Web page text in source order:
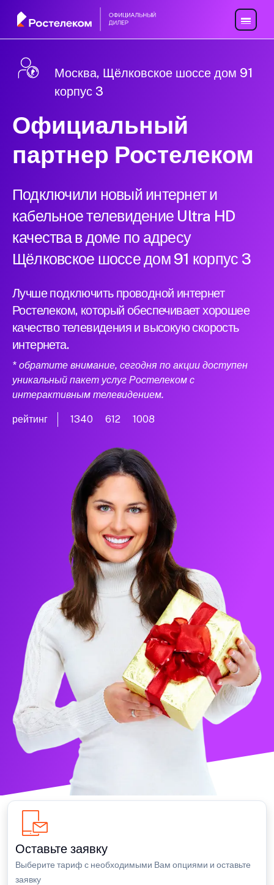
Москва, Щёлковское шоссе дом 91
корпус 3
Официальный
партнер Ростелеком
Подключили новый интернет и
кабельное телевидение Ultra HD
качества в доме по адресу
Щёлковское шоссе дом 91 корпус 3
Лучше подключить проводной интернет
Ростелеком, который обеспечивает хорошее
качество телевидения и высокую скорость
интернета.
* обратите внимание, сегодня по акции доступен
уникальный пакет услуг Ростелеком с
интерактивным телевидением.
рейтинг 1340 612 1008
Оставьте заявку
Выберите тариф с необходимыми Вам опциями и оставьте
заявку